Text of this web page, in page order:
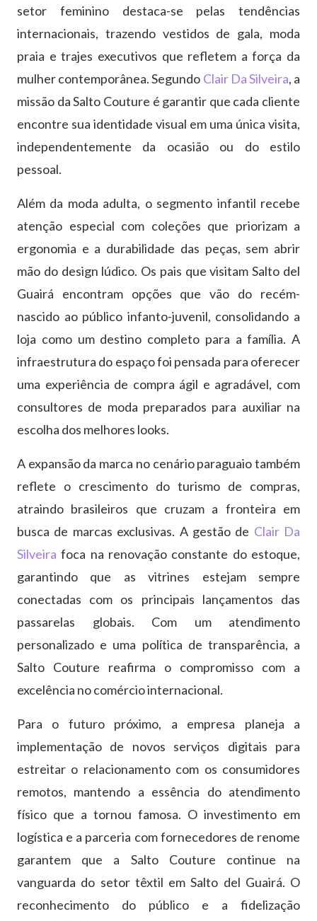
setor feminino destaca-se pelas tendências
internacionais, trazendo vestidos de gala, moda
praia e trajes executivos que refletem a força da
mulher contemporânea. Segundo Clair Da Silveira, a
missão da Salto Couture é garantir que cada cliente
encontre sua identidade visual em uma única visita,
independentemente da ocasião ou do estilo
pessoal.
Além da moda adulta, o segmento infantil recebe
atenção especial com coleções que priorizam a
ergonomia e a durabilidade das peças, sem abrir
mão do design lúdico. Os pais que visitam Salto del
Guairá encontram opções que vão do recém-
nascido ao público infanto-juvenil, consolidando a
loja como um destino completo para a família. A
infraestrutura do espaço foi pensada para oferecer
uma experiência de compra ágil e agradável, com
consultores de moda preparados para auxiliar na
escolha dos melhores looks.
A expansão da marca no cenário paraguaio também
reflete o crescimento do turismo de compras,
atraindo brasileiros que cruzam a fronteira em
busca de marcas exclusivas. A gestão de Clair Da
Silveira foca na renovação constante do estoque,
garantindo que as vitrines estejam sempre
conectadas com os principais lançamentos das
passarelas globais. Com um atendimento
personalizado e uma política de transparência, a
Salto Couture reafirma o compromisso com a
excelência no comércio internacional.
Para o futuro próximo, a empresa planeja a
implementação de novos serviços digitais para
estreitar o relacionamento com os consumidores
remotos, mantendo a essência do atendimento
físico que a tornou famosa. O investimento em
logística e a parceria com fornecedores de renome
garantem que a Salto Couture continue na
vanguarda do setor têxtil em Salto del Guairá. O
reconhecimento do público e a fidelização